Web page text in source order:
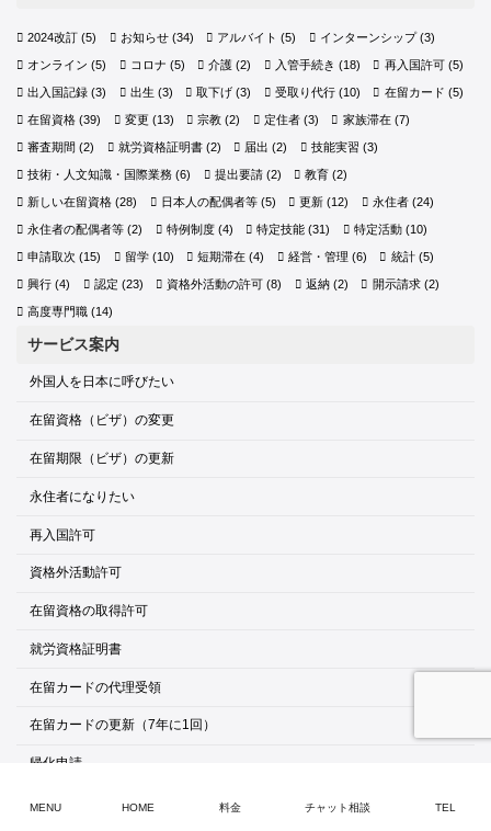
2024改訂 (5) お知らせ(34) アルバイト (5) インターンシップ(3)
オンライン (5) コロナ (5) 介護 (2) 入管手続き (18) 再入国許可(5)
出入国記録 (3) 出生 (3) 取下げ (3) 受取り代行(10) 在留カード (5)
在留資格 (39) 変更 (13) 宗教 (2) 定住者(3) 家族滞在(7)
審査期間 (2) 就労資格証明書(2) 届出 (2) 技能実習 (3)
技術・人文知識・国際業務 (6) 提出要請(2) 教育 (2)
新しい在留資格 (28) 日本人の配偶者等(5) 更新 (12) 永住者(24)
永住者の配偶者等 (2) 特例制度(4) 特定技能 (31) 特定活動(10)
申請取次 (15) 留学(10) 短期滞在 (4) 経営・管理 (6) 統計(5)
興行 (4) 認定 (23) 資格外活動の許可 (8) 返納(2) 開示請求(2)
高度専門職 (14)
サービス案内
外国人を日本に呼びたい
在留資格（ビザ）の変更
在留期限（ビザ）の更新
永住者になりたい
再入国許可
資格外活動許可
在留資格の取得許可
就労資格証明書
在留カードの代理受領
在留カードの更新（7年に1回）
帰化申請
会社設立
MENU HOME 料金 チャット相談 TEL